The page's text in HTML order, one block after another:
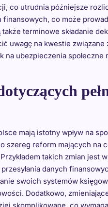
co utrudnia późniejsze
co może
terminowe składanie
uwagę na kwestie związane
na ubezpieczenia społeczne
mają istotny wpływ na
szereg reform mających na
takich zmian jest
danych
swoich systemów
Dodatkowo,